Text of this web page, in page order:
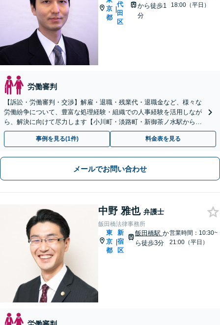
京
都
|
代
田
区
から徒歩1
分
18:00（平日）
労働審判
【訴訟・労働審判・交渉】解雇・退職・残業代・退職金など、様々な
労働紛争について、豊富な処理経験・組織での人事経験を活用しなが
ら、解決に向けて尽力します【小川町・淡路町・新御茶ノ水駅から約
1分、御茶ノ水駅も利用可】
事例を見る(1件) 料金表を見る
メールでお問い合わせ
中野 雅也 弁護士
飯田橋法律事務所
東
京
都
|
新
宿
区
飯田橋駅 か
ら徒歩3分
営業時間：10:30~
21:00（平日）